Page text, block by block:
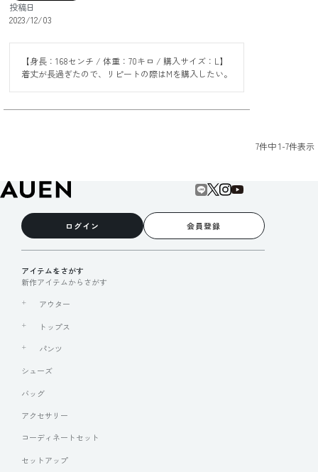
投稿日
2023/12/03
【身長：168センチ / 体重：70キロ / 購入サイズ：L】
着丈が長過ぎたので、リピートの際はMを購入したい。
7件中1-7件表示
ログイン 会員登録
アイテムをさがす
新作アイテムからさがす
アウター
トップス
パンツ
シューズ
バッグ
アクセサリー
コーディネートセット
セットアップ